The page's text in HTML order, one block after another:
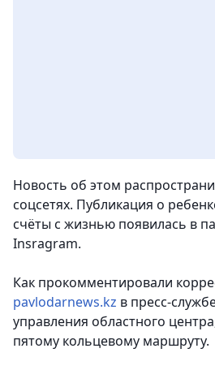
Новость об этом
соцсетях. Публикация о
счёты с жизнью появилась в
Insragram.
Как прокомментировали
pavlodarnews.kz в пресс-
управления областного
пятому кольцевому маршруту.